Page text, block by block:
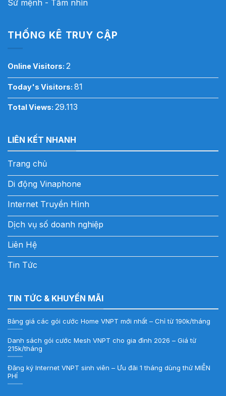
Sứ mệnh - Tầm nhìn
THỐNG KÊ TRUY CẬP
Online Visitors: 2
Today's Visitors: 81
Total Views: 29.113
LIÊN KẾT NHANH
Trang chủ
Di động Vinaphone
Internet Truyền Hình
Dịch vụ số doanh nghiệp
Liên Hệ
Tin Tức
TIN TỨC & KHUYẾN MÃI
Bảng giá các gói cước Home VNPT mới nhất – Chỉ từ 190k/tháng
Danh sách gói cước Mesh VNPT cho gia đình 2026 – Giá từ
215k/tháng
Đăng ký Internet VNPT sinh viên – Ưu đãi 1 tháng dùng thử MIỄN
PHÍ